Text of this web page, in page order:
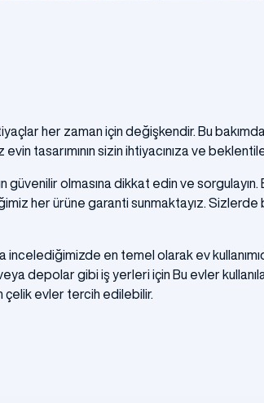
her zaman için değişkendir. Bu
tasarımının sizin ihtiyacınıza ve
olmasına dikkat edin ve sorgulayın.
her ürüne garanti sunmaktayız. Sizlerde
en temel olarak ev
depolar gibi iş yerleri için Bu evler
çelik evler tercih edilebilir.